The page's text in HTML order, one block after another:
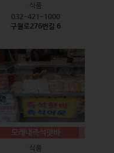
식품
032-421-1000
구월로276번길 6
모래내즉석핫바
식품